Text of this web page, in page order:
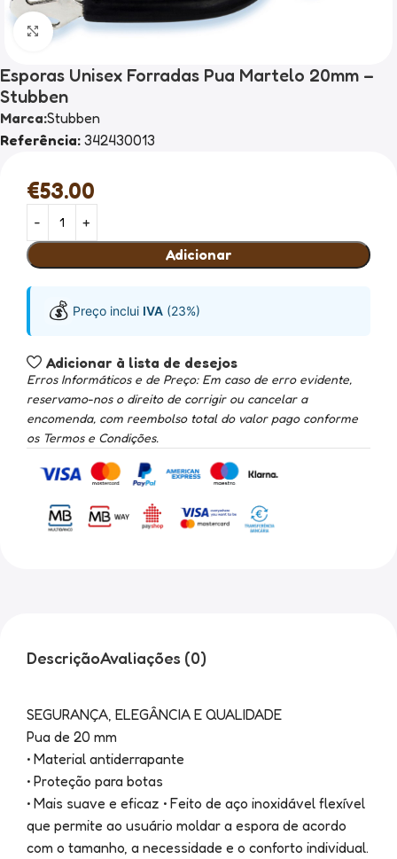
Clique para ampliar
Esporas Unisex Forradas Pua Martelo 20mm –
Stubben
Marca:Stubben
Referência: 342430013
€53.00
Adicionar
💰 Preço inclui IVA (23%)
Adicionar à lista de desejos
Erros Informáticos e de Preço: Em caso de erro evidente,
reservamo-nos o direito de corrigir ou cancelar a
encomenda, com reembolso total do valor pago conforme
os Termos e Condições.
DescriçãoAvaliações (0)
SEGURANÇA, ELEGÂNCIA E QUALIDADE
Pua de 20 mm
• Material antiderrapante
• Proteção para botas
• Mais suave e eficaz • Feito de aço inoxidável flexível
que permite ao usuário moldar a espora de acordo
com o tamanho, a necessidade e o conforto individual.